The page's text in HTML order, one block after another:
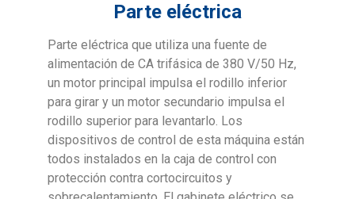
Parte eléctrica
Parte eléctrica que utiliza una fuente de
alimentación de CA trifásica de 380 V/50 Hz,
un motor principal impulsa el rodillo inferior
para girar y un motor secundario impulsa el
rodillo superior para levantarlo. Los
dispositivos de control de esta máquina están
todos instalados en la caja de control con
protección contra cortocircuitos y